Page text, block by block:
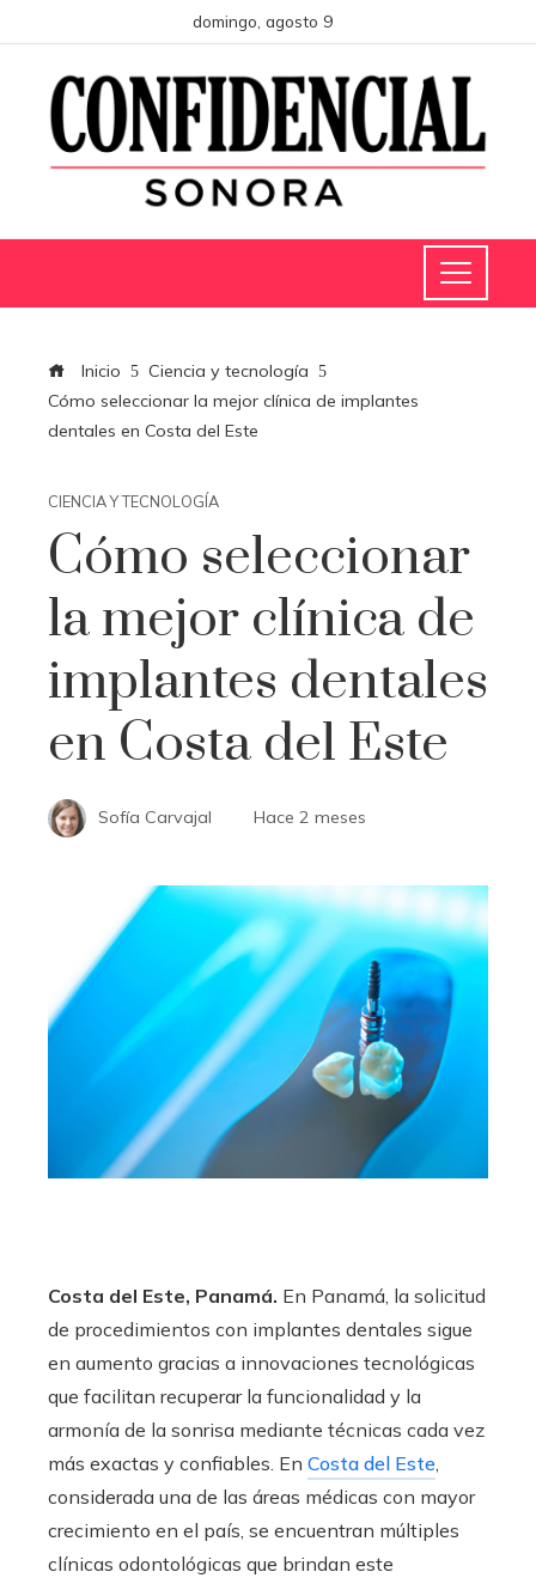
domingo, agosto 9
Inicio
Ciencia y tecnología
Cómo seleccionar la mejor clínica de implantes
dentales en Costa del Este
CIENCIA Y TECNOLOGÍA
Cómo seleccionar
la mejor clínica de
implantes dentales
en Costa del Este
Sofía Carvajal Hace 2 meses
Costa del Este, Panamá. En Panamá, la solicitud
de procedimientos con implantes dentales sigue
en aumento gracias a innovaciones tecnológicas
que facilitan recuperar la funcionalidad y la
armonía de la sonrisa mediante técnicas cada vez
más exactas y confiables. En Costa del Este,
considerada una de las áreas médicas con mayor
crecimiento en el país, se encuentran múltiples
clínicas odontológicas que brindan este